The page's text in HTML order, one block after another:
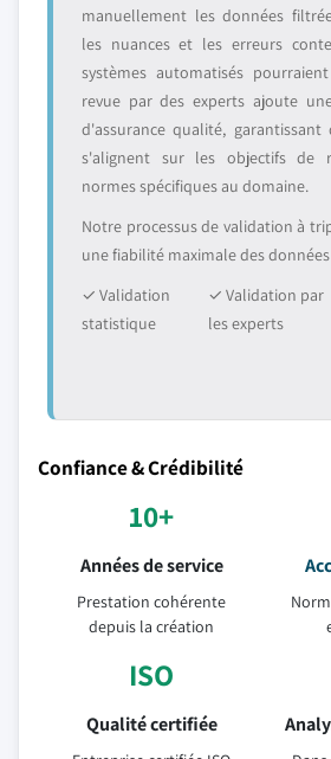
manuellement les données
les nuances et les erreurs
systèmes automatisés
revue par des experts ajoute
d'assurance qualité,
s'alignent sur les objectifs de
normes spécifiques au domaine.
Notre processus de validation à
une fiabilité maximale des
✓ Validation
statistique
✓ Validation par
les experts
Confiance & Crédibilité
10+
Années de service
Prestation cohérente
depuis la création
ISO
Qualité certifiée